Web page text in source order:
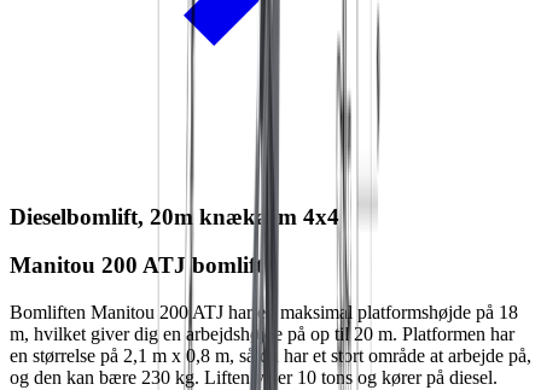
Dieselbomlift, 20m knækarm 4x4
Manitou 200 ATJ bomlift
Bomliften Manitou 200 ATJ har en maksimal platformshøjde på 18
m, hvilket giver dig en arbejdshøjde på op til 20 m. Platformen har
en størrelse på 2,1 m x 0,8 m, så du har et stort område at arbejde på,
og den kan bære 230 kg. Liften vejer 10 tons og kører på diesel.